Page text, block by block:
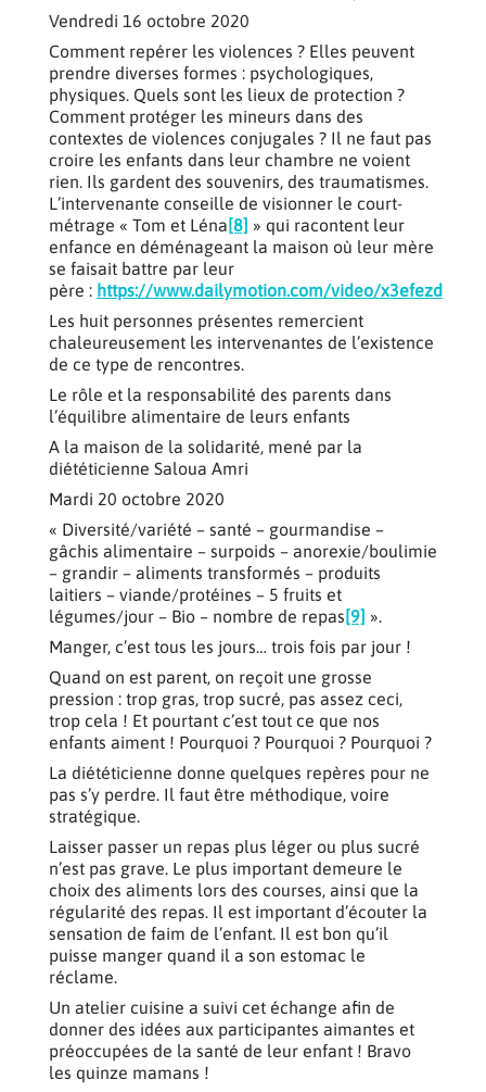
Vendredi 16 octobre 2020
Comment repérer les violences ? Elles peuvent
prendre diverses formes : psychologiques,
physiques. Quels sont les lieux de protection ?
Comment protéger les mineurs dans des
contextes de violences conjugales ? Il ne faut pas
croire les enfants dans leur chambre ne voient
rien. Ils gardent des souvenirs, des traumatismes.
L’intervenante conseille de visionner le court-
métrage « Tom et Léna[8] » qui racontent leur
enfance en déménageant la maison où leur mère
se faisait battre par leur
père : https://www.dailymotion.com/video/x3efezd
Les huit personnes présentes remercient
chaleureusement les intervenantes de l’existence
de ce type de rencontres.
Le rôle et la responsabilité des parents dans
l’équilibre alimentaire de leurs enfants
A la maison de la solidarité, mené par la
diététicienne Saloua Amri
Mardi 20 octobre 2020
« Diversité/variété – santé – gourmandise –
gâchis alimentaire – surpoids – anorexie/boulimie
– grandir – aliments transformés – produits
laitiers – viande/protéines – 5 fruits et
légumes/jour – Bio – nombre de repas[9] ».
Manger, c’est tous les jours… trois fois par jour !
Quand on est parent, on reçoit une grosse
pression : trop gras, trop sucré, pas assez ceci,
trop cela ! Et pourtant c’est tout ce que nos
enfants aiment ! Pourquoi ? Pourquoi ? Pourquoi ?
La diététicienne donne quelques repères pour ne
pas s’y perdre. Il faut être méthodique, voire
stratégique.
Laisser passer un repas plus léger ou plus sucré
n’est pas grave. Le plus important demeure le
choix des aliments lors des courses, ainsi que la
régularité des repas. Il est important d’écouter la
sensation de faim de l’enfant. Il est bon qu’il
puisse manger quand il a son estomac le
réclame.
Un atelier cuisine a suivi cet échange afin de
donner des idées aux participantes aimantes et
préoccupées de la santé de leur enfant ! Bravo
les quinze mamans !